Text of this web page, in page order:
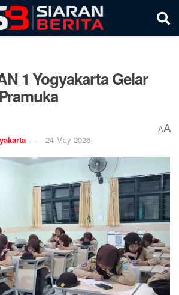
1 Yogyakarta Gelar
24 May 2026
AA